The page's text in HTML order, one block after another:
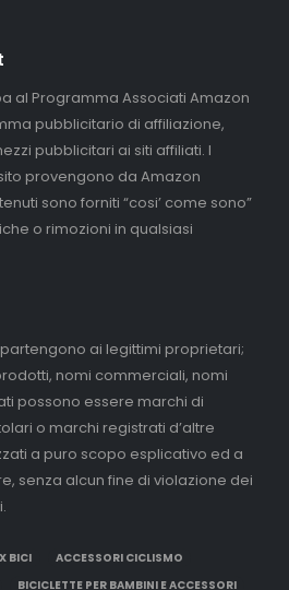
al Programma Associati Amazon
pubblicitario di affiliazione,
pubblicitari ai siti affiliati. I
provengono da Amazon
sono forniti “cosi’ come sono”
o rimozioni in qualsiasi
ai legittimi proprietari;
nomi commerciali, nomi
possono essere marchi di
o marchi registrati d’altre
a puro scopo esplicativo ed a
senza alcun fine di violazione dei
BICI
ACCESSORI CICLISMO
BICICLETTE PER BAMBINI E ACCESSORI